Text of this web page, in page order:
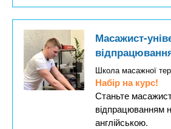
Масажист-
Школа масажної
Набір на курс!
Станьте
відпрацюванням
англійською.